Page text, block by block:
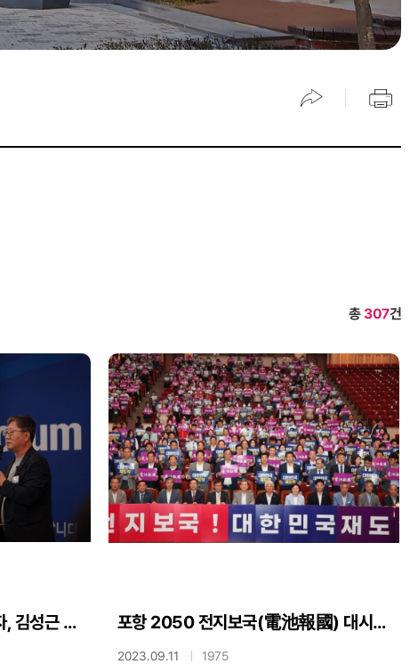
총 307건
이영완 조선비즈 과학전문기자, 김성근 총장 초청으로 특별 강연 포항 2050 전지보국(電池報國) 대시민 보고회 축사
2023.09.11 1975